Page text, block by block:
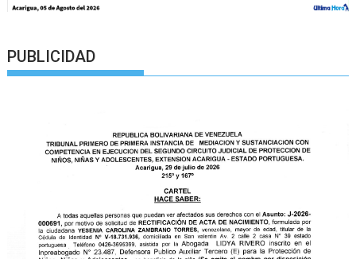
PUBLICIDAD